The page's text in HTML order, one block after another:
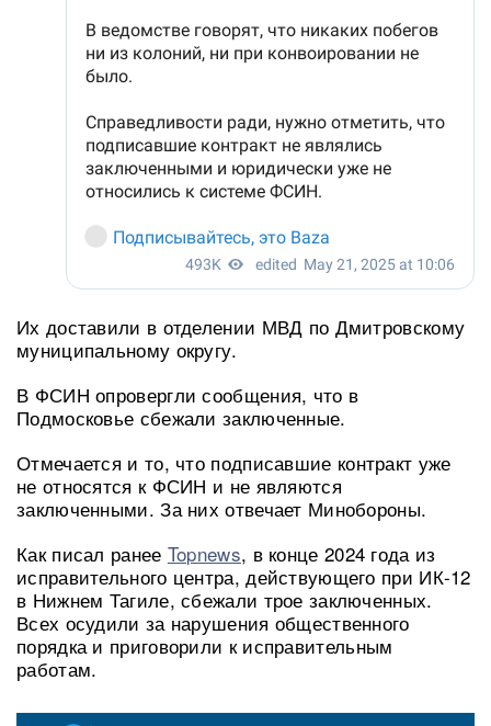
Их доставили в отделении МВД по Дмитровскому
муниципальному округу.
В ФСИН опровергли сообщения, что в
Подмосковье сбежали заключенные.
Отмечается и то, что подписавшие контракт уже
не относятся к ФСИН и не являются
заключенными. За них отвечает Минобороны.
Как писал ранее Topnews, в конце 2024 года из
исправительного центра, действующего при ИК-12
в Нижнем Тагиле, сбежали трое заключенных.
Всех осудили за нарушения общественного
порядка и приговорили к исправительным
работам.